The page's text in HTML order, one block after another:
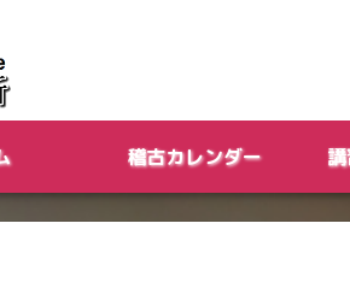
稽古カレンダー